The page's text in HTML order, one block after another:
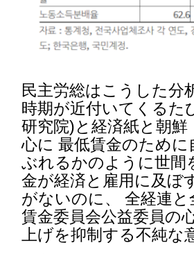
民主労総はこうした分
時期が近付いてくるた
研究院)と経済紙と朝
心に 最低賃金のため
ぶれるかのように世間
金が経済と雇用に及ぼ
がないのに、 全経連
賃金委員会公益委員の
上げを抑制する不純